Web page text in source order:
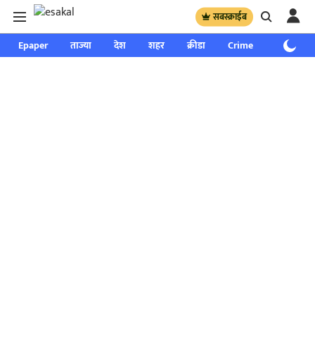
सबस्क्राईब
Epaper ताज्या देश शहर क्रीडा Crime साप्ताहिक